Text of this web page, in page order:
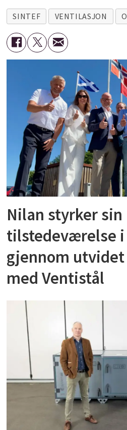
SINTEF VENTILASJON
Nilan styrker sin
tilstedeværelse i
gjennom
med Ventistål